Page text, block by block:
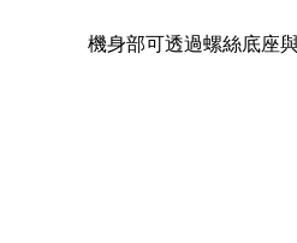
機身部可透過螺絲底座